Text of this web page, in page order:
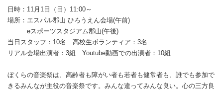
日時：11月1日（日）11:00～
場所：エスパル郡山 ひろうえん会場(午前)
eスポーツスタジアム郡山(午後)
当日スタッフ：10名 高校生ボランティア：3名
リアル会場出演者：3組 Youtube動画での出演者：10組
ぼくらの音楽祭は、高齢者も障がい者も若者も健常者も、誰でも参加で
きるみんなが主役の音楽祭です。みんな違ってみんな良い。心の三方良